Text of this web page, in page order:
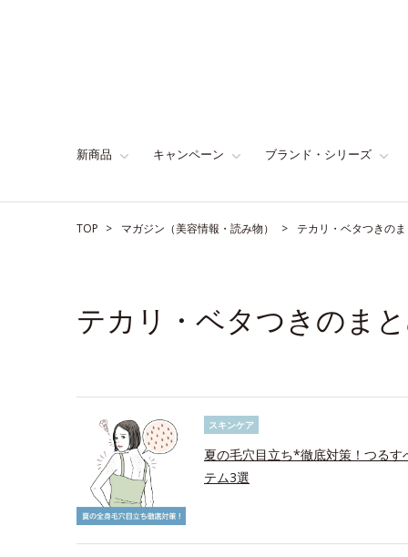
新商品 キャンペーン ブランド・シリーズ
TOP マガジン（美容情報・読み物） テカリ・ベタつきの
テカリ・ベタつきのま
スキンケア
夏の毛穴目立ち*徹底対策！つる
テム3選